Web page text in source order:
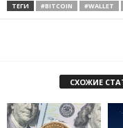
ТЕГИ
#BITCOIN #WALLET
СХОЖИЕ